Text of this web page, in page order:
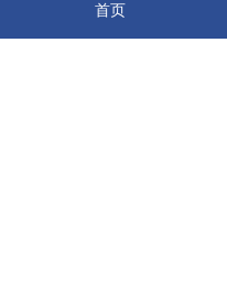
首页